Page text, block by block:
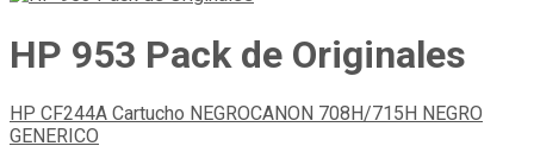
HP 953 Pack de Originales
HP CF244A Cartucho NEGROCANON 708H/715H NEGRO
GENERICO